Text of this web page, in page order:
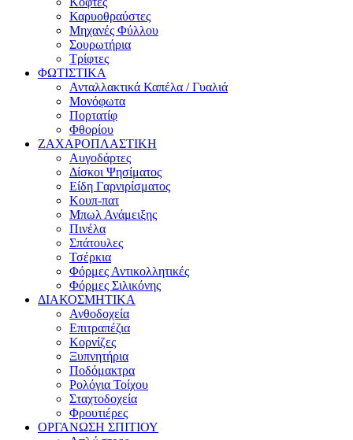
Καρυοθραύστες
Μηχανές Φύλλου
Σουρωτήρια
Τρίφτες
ΦΩΤΙΣΤΙΚΑ
Ανταλλακτικά Καπέλα / Γυαλιά
Μονόφωτα
Πορτατίφ
Φθορίου
ΖΑΧΑΡΟΠΛΑΣΤΙΚΗ
Αυγοδάρτες
Δίσκοι Ψησίματος
Είδη Γαρνιρίσματος
Κουπ-πατ
Μπωλ Ανάμειξης
Πινέλα
Σπάτουλες
Τσέρκια
Φόρμες Αντικολλητικές
Φόρμες Σιλικόνης
ΔΙΑΚΟΣΜΗΤΙΚΑ
Ανθοδοχεία
Επιτραπέζια
Κορνίζες
Ξυπνητήρια
Ποδόμακτρα
Ρολόγια Τοίχου
Σταχτοδοχεία
Φρουτιέρες
ΟΡΓΑΝΩΣΗ ΣΠΙΤΙΟΥ